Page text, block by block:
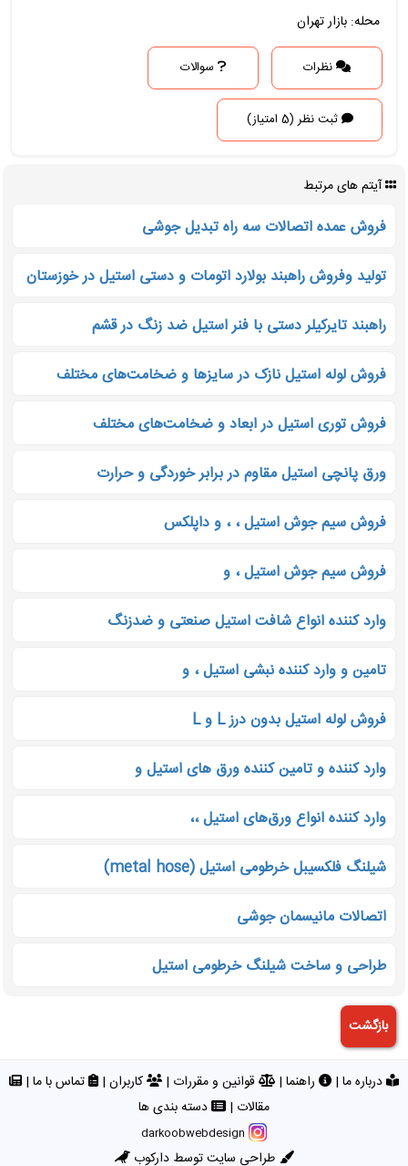
محله: بازار تهران
نظرات سوالات
ثبت نظر (5 امتیاز)
آیتم های مرتبط
فروش عمده اتصالات سه راه تبدیل جوشی
تولید وفروش راهبند بولارد اتومات و دستی استیل در خوزستان
راهبند تایرکیلر دستی با فنر استیل ضد زنگ در قشم
فروش لوله استیل نازک در سایزها و ضخامت‌های مختلف
فروش توری استیل در ابعاد و ضخامت‌های مختلف
ورق پانچی استیل مقاوم در برابر خوردگی و حرارت
فروش سیم جوش استیل ، ، و داپلکس
فروش سیم جوش استیل ، و
وارد کننده انواع شافت استیل صنعتی و ضدزنگ
تامین و وارد کننده نبشی استیل ، و
فروش لوله استیل بدون درز L و L
وارد کننده و تامین کننده ورق های استیل و
وارد کننده انواع ورق‌های استیل ،،
شیلنگ فلکسیبل خرطومی استیل (metal hose)
اتصالات مانیسمان جوشی
طراحی و ساخت شیلنگ خرطومی استیل
درباره ما | راهنما | قوانین و مقررات | کاربران | تماس با ما|
مقالات | دسته بندی ها
darkoobwebdesign
طراحی سایت توسط دارکوب